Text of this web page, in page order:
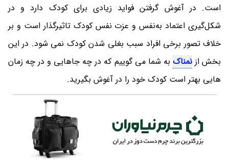
است. در آغوش گرفتن فواید زیادی برای کودک دارد و در
شکل‌گیری اعتماد به‌نفس و عزت نفس کودک تاثیرگذار است و بر
خلاف تصور برخی افراد سبب بغلی شدن کودک نمی شود. در این
بخش ازنمناک به شما می گوییم که در چه جاهایی و در چه زمان
هایی بهتر است کودک خود را در آغوش بگیرید.